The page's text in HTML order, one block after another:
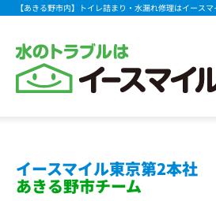
【あきる野市内】トイレ詰まり・水漏れ修理はイース
イースマイル東京第2本社
あきる野市チーム